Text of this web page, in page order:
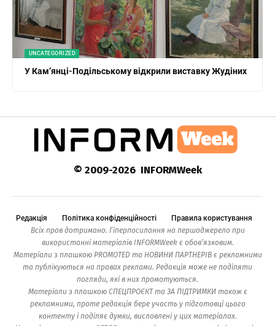
UNCATEGORIZED
У Кам’янці-Подільському відкрили виставку Жудіних
© 2009-2026 INFORMWeek
Редакція Політика конфіденційності
Правила користування
Всіх прав дотримано. Гіперпосилання на першоджерело при
використанні матеріалів INFORMWeek є обов’язковим.
Матеріали з плашкою PROMOTED та НОВИНИ ПАРТНЕРІВ є рекламними
та публікуються на правах реклами. Редакція може не поділяти
погляди, які в них промотуються.
Матеріали з плашкою СПЕЦПРОЄКТ та ЗА ПІДТРИМКИ також є
рекламними, проте редакція бере участь у підготовці цього
контенту і поділяє думки, висловлені у цих матеріалах.